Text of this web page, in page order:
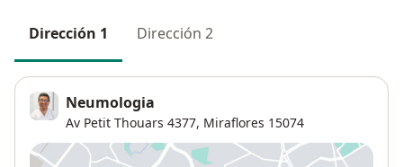
Dirección 1 Dirección 2
Neumologia
Av Petit Thouars 4377, Miraflores 15074